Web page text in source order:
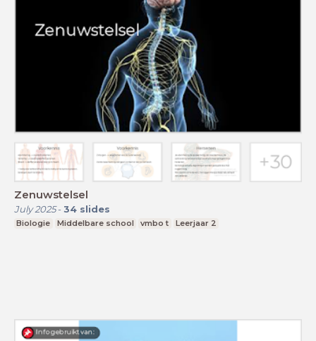
Zenuwstelsel
July 2025- 34 slides
Biologie Middelbare school vmbo t Leerjaar 2